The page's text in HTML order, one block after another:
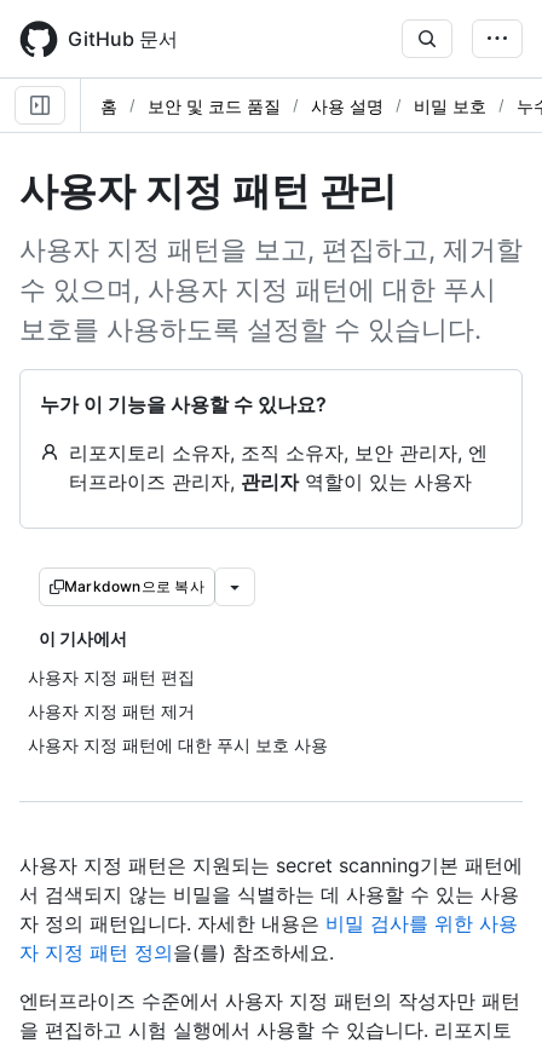
main
content
GitHub 문서
홈 보안 및 코드 품질 사용 설명 비밀 보호 누
사용자 지정 패턴 관리
사용자 지정 패턴을 보고, 편집하고, 제거할
수 있으며, 사용자 지정 패턴에 대한 푸시
보호를 사용하도록 설정할 수 있습니다.
누가 이 기능을 사용할 수 있나요?
리포지토리 소유자, 조직 소유자, 보안 관리자, 엔
터프라이즈 관리자, 관리자역할이 있는 사용자
Markdown으로 복사
이 기사에서
사용자 지정 패턴 편집
사용자 지정 패턴 제거
사용자 지정 패턴에 대한 푸시 보호 사용
사용자 지정 패턴은 지원되는 secret scanning기본 패턴에
서 검색되지 않는 비밀을 식별하는 데 사용할 수 있는 사용
자 정의 패턴입니다. 자세한 내용은 비밀 검사를 위한 사용
자 지정 패턴 정의을(를) 참조하세요.
엔터프라이즈 수준에서 사용자 지정 패턴의 작성자만 패턴
을 편집하고 시험 실행에서 사용할 수 있습니다. 리포지토